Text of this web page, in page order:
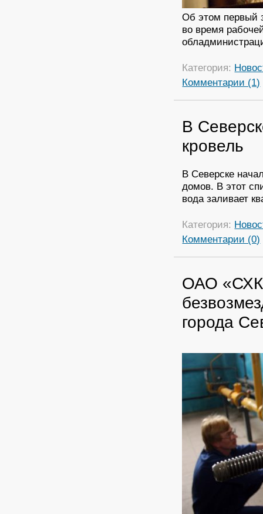
Об этом первый
во время
Категория:
Комментарии (1)
В
кровель
В Северске
домов. В этот
вода заливает
Категория:
Комментарии (0)
ОАО
города